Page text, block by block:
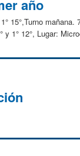
año
15°,Turno
y 1° 12°, Lugar: